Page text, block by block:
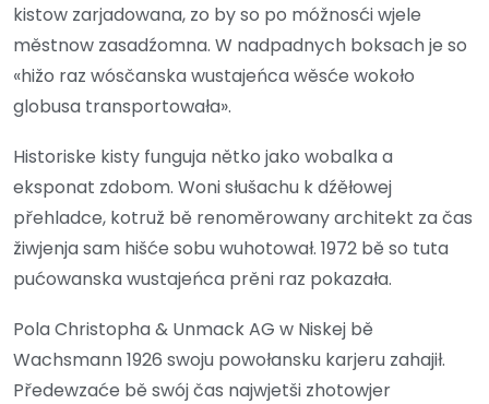
kistow zarjadowana, zo by so po móžnosći wjele
městnow zasadźomna. W nadpadnych boksach je so
«hižo raz wósčanska wustajeńca wěsće wokoło
globusa transportowała».
Historiske kisty funguja nětko jako wobalka a
eksponat zdobom. Woni słušachu k dźěłowej
přehladce, kotruž bě renoměrowany architekt za čas
žiwjenja sam hišće sobu wuhotował. 1972 bě so tuta
pućowanska wustajeńca prěni raz pokazała.
Pola Christopha & Unmack AG w Niskej bě
Wachsmann 1926 swoju powołansku karjeru zahajił.
Předewzaće bě swój čas najwjetši zhotowjer